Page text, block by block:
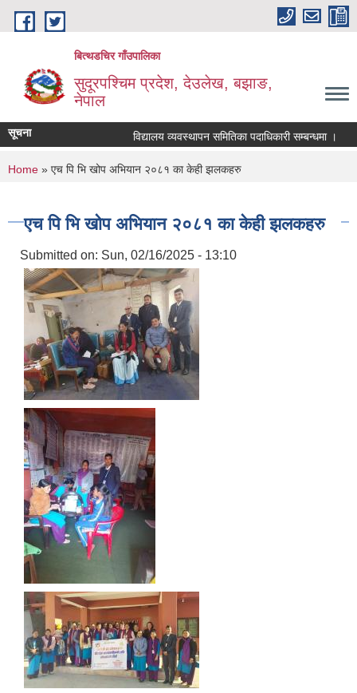
Skip to main content
बित्थडचिर गाँउपालिका
सुदूरपश्चिम प्रदेश, देउलेख, बझाङ,
नेपाल
सूचना विद्यालय व्यवस्थापन समितिका पदाधिकारी सम्बन्धमा ।
You are here
Home » एच पि भि खोप अभियान २०८१ का केही झलकहरु
एच पि भि खोप अभियान २०८१ का केही झलकहरु
Submitted on: Sun, 02/16/2025 - 13:10